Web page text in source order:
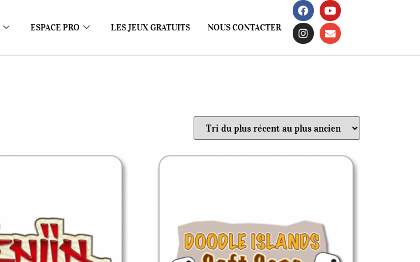
ESPACE PRO LES JEUX GRATUITS NOUS CONTACTER